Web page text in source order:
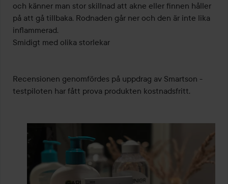
och känner man stor skillnad att akne eller finnen håller
på att gå tillbaka. Rodnaden går ner och den är inte lika
inflammerad.
Smidigt med olika storlekar
Recensionen genomfördes på uppdrag av Smartson -
testpiloten har fått prova produkten kostnadsfritt.